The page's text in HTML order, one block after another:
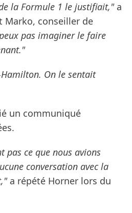
la Formule 1 le justifiait,"a
Marko, conseiller de
pas imaginer le faire
On le sentait
un communiqué
pas ce que nous avions
conversation avec la
a répété Horner lors du